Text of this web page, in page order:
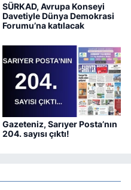
SÜRKAD, Avrupa Konseyi
Davetiyle Dünya Demokrasi
Forumu’na katılacak
Gazeteniz, Sarıyer Posta’nın
204. sayısı çıktı!